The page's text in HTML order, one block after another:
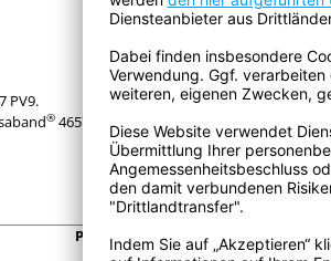
PV9.
® 4657 PV 1.
Premium